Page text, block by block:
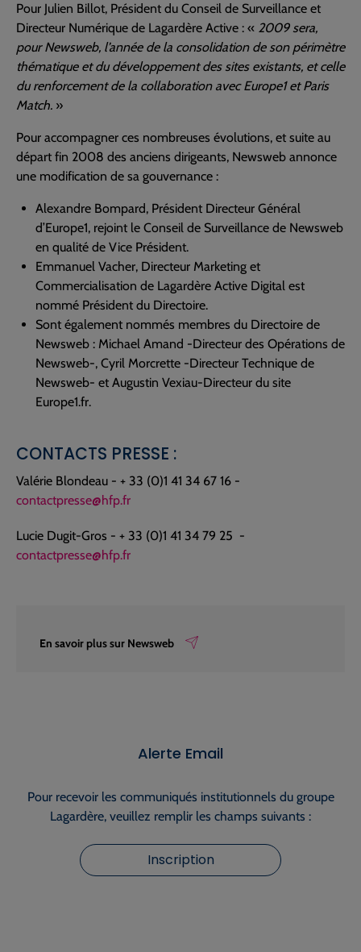
Pour Julien Billot, Président du Conseil de Surveillance et
Directeur Numérique de Lagardère Active : « 2009 sera,
pour Newsweb, l’année de la consolidation de son périmètre
thématique et du développement des sites existants, et celle
du renforcement de la collaboration avec Europe1 et Paris
Match. »
Pour accompagner ces nombreuses évolutions, et suite au
départ fin 2008 des anciens dirigeants, Newsweb annonce
une modification de sa gouvernance :
Alexandre Bompard, Président Directeur Général
d’Europe1, rejoint le Conseil de Surveillance de Newsweb
en qualité de Vice Président.
Emmanuel Vacher, Directeur Marketing et
Commercialisation de Lagardère Active Digital est
nommé Président du Directoire.
Sont également nommés membres du Directoire de
Newsweb : Michael Amand -Directeur des Opérations de
Newsweb-, Cyril Morcrette -Directeur Technique de
Newsweb- et Augustin Vexiau-Directeur du site
Europe1.fr.
CONTACTS PRESSE :
Valérie Blondeau - + 33 (0)1 41 34 67 16 -
contactpresse@hfp.fr
Lucie Dugit-Gros - + 33 (0)1 41 34 79 25 -
contactpresse@hfp.fr
En savoir plus sur Newsweb
Alerte Email
Pour recevoir les communiqués institutionnels du groupe
Lagardère, veuillez remplir les champs suivants :
Inscription